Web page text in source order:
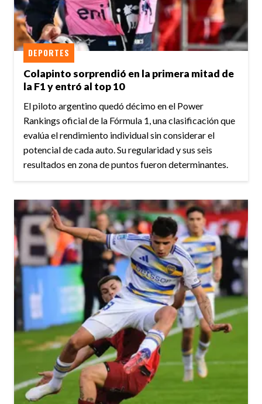
Colapinto sorprendió en la primera mitad de
la F1 y entró al top 10
DEPORTES
El piloto argentino quedó décimo en el Power
Rankings oficial de la Fórmula 1, una clasificación que
evalúa el rendimiento individual sin considerar el
potencial de cada auto. Su regularidad y sus seis
resultados en zona de puntos fueron determinantes.